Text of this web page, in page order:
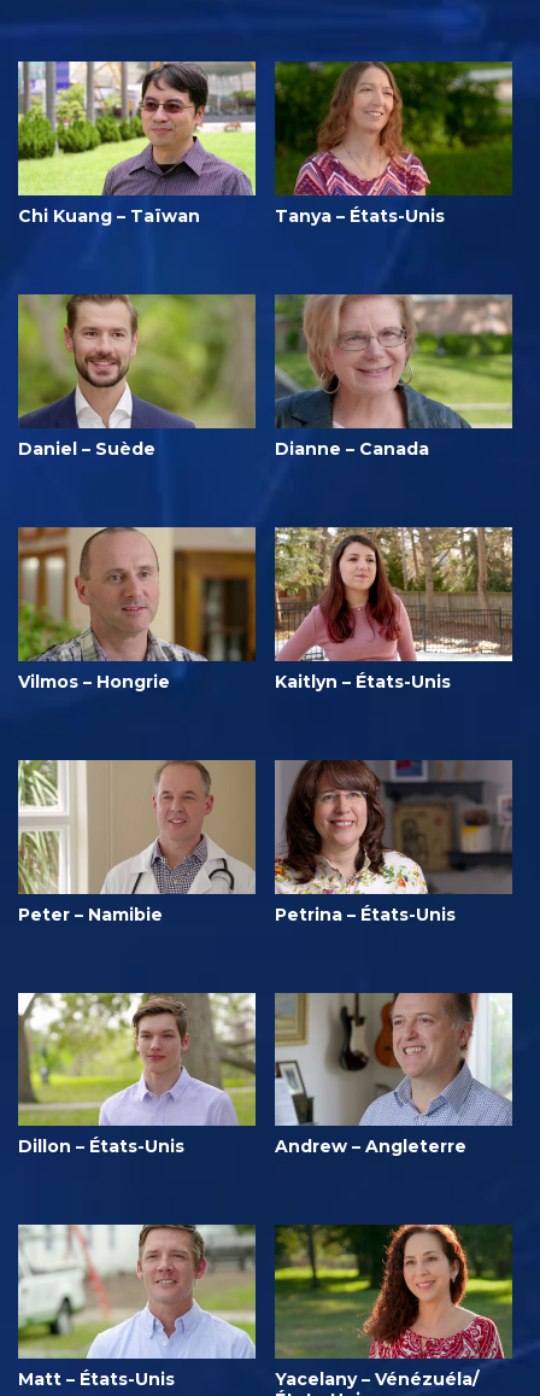
Chi Kuang – Taïwan Tanya – États-Unis
Daniel – Suède Dianne – Canada
Vilmos – Hongrie Kaitlyn – États-Unis
Peter – Namibie Petrina – États-Unis
Dillon – États-Unis Andrew – Angleterre
Matt – États-Unis
Yacelany – Vénézuéla/